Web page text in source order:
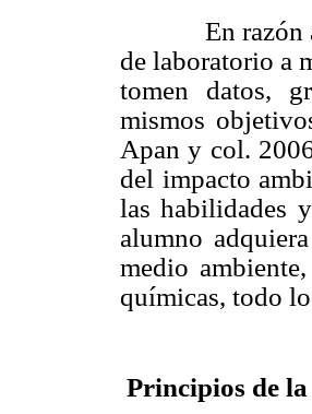
En razón
de laboratorio a
tomen datos,
mismos
Apan y col.
del impacto
las habilidades
alumno
medio
químicas, todo
Principios de